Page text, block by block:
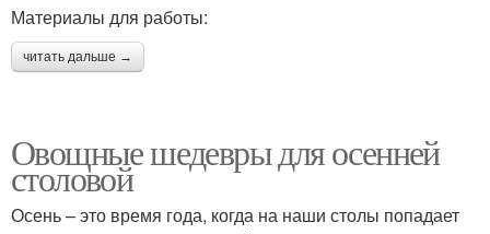
Материалы для работы:
читать дальше →
Овощные шедевры для осенней
столовой
Осень – это время года, когда на наши столы попадает